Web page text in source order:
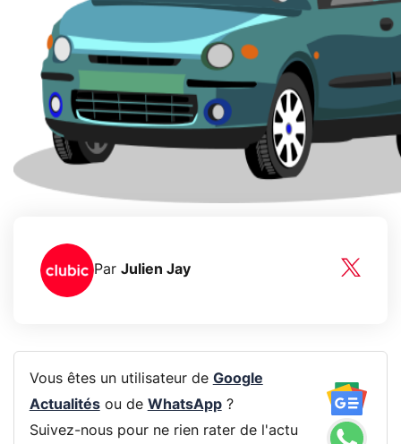
Par Julien Jay
Vous êtes un utilisateur de Google
Actualitésou de WhatsApp?
Suivez-nous pour ne rien rater de l'actu